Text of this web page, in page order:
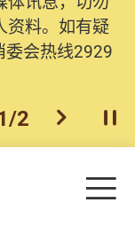
资料。如有疑
委会热线2929
个
/2 下一个开
目